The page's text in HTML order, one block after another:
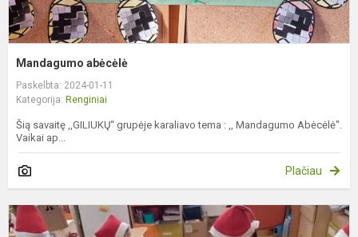
Mandagumo abėcėlė
Paskelbta: 2024-01-11
Kategorija: Renginiai
Šią savaitę ,,GILIUKŲ“ grupėje karaliavo tema : ,, Mandagumo Abėcėlė".
Vaikai ap...
Plačiau